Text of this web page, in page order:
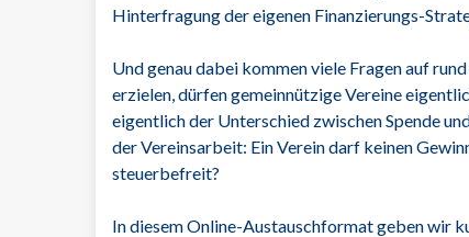
Hinterfragung der eigenen Finanzierungs-
Und genau dabei kommen viele Fragen auf
erzielen, dürfen gemeinnützige Vereine
eigentlich der Unterschied zwischen Spende
der Vereinsarbeit: Ein Verein darf keinen
steuerbefreit?
In diesem Online-Austauschformat geben wir